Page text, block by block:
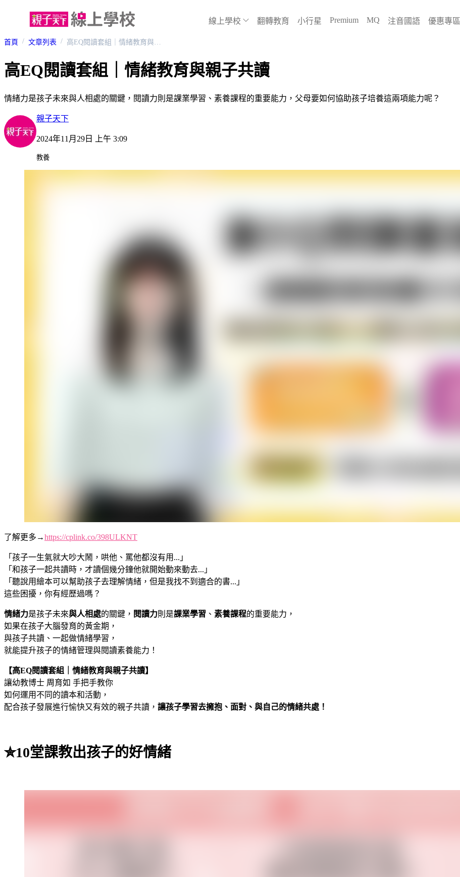
線上學校 翻轉教育 小行星 Premium MQ 注音國語 優惠專區
首頁 文章列表 高EQ閱讀套組｜情緒教育與親子共讀
高EQ閱讀套組｜情緒教育與親子共讀
情緒力是孩子未來與人相處的關鍵，閱讀力則是課業學習、素養課程的重要能力，父母要如何協助孩子培養這兩項能力呢？
親子天下
2024年11月29日 上午 3:09
教養
了解更多→https://cplink.co/398ULKNT
「孩子一生氣就大吵大鬧，哄他、罵他都沒有用...」
「和孩子一起共讀時，才讀個幾分鐘他就開始動來動去...」
「聽說用繪本可以幫助孩子去理解情緒，但是我找不到適合的書...」
這些困擾，你有經歷過嗎？
情緒力是孩子未來與人相處的關鍵， 閱讀力則是課業學習 、 素養課程的重要能力，
如果在孩子大腦發育的黃金期，
與孩子共讀、一起做情緒學習，
就能提升孩子的情緒管理與閱讀素養能力！
【高EQ閱讀套組｜情緒教育與親子共讀】
讓幼教博士 周育如 手把手教你
如何運用不同的讀本和活動，
配合孩子發展進行愉快又有效的親子共讀， 讓孩子學習去擁抱、面對、與自己的情緒共處！
✮10堂課教出孩子的好情緒